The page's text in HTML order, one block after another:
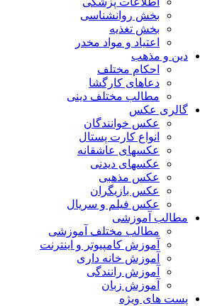
بخش روانشناسی
بخش تغذیه
اعتیاد و مواد مخدر
دین و مذهب
احکام مختلف
دعاهای کارگشا
مطالب مختلف دینی
گالری عکس
عکس خوانندگان
انواع کارت پستال
عکسهای عاشقانه
عکسهای دیدنی
عکس مذهبی
عکس بازیگران
عکس فیلم و سریال
مطالب آموزشی
مطالب مختلف آموزشی
آموزش کامپیوتر و اینترنت
آموزش خانه داری
آموزش رانندگی
آموزش زبان
پست های ویژه